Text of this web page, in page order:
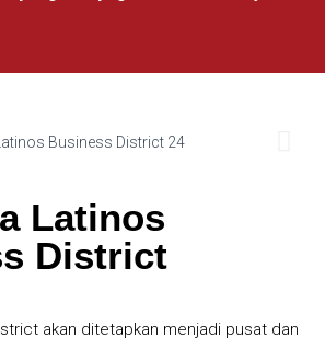
Latinos
District
akan ditetapkan menjadi pusat dan